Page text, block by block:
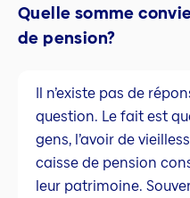
Quelle somme
de pension?
Il n’existe pas de
question. Le fait est
gens, l’avoir de
caisse de pension
leur patrimoine.